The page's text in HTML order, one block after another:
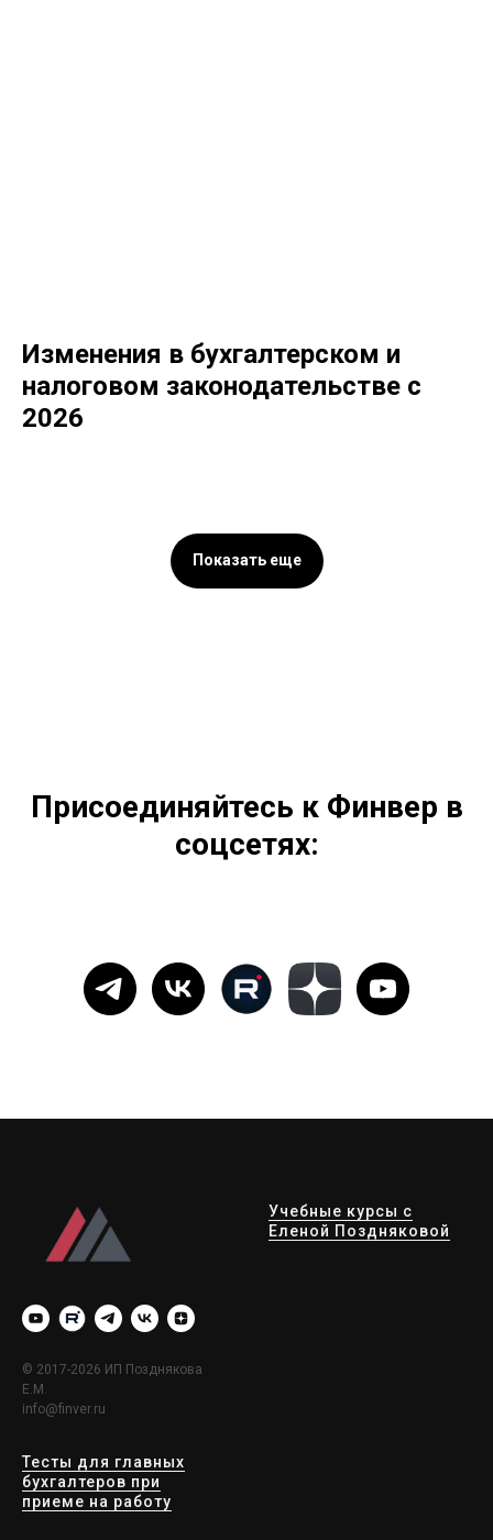
Изменения в бухгалтерском и
налоговом законодательстве с
2026
Показать еще
Присоединяйтесь к Финвер в
соцсетях:
© 2017-2026 ИП Позднякова
Е.М.
info@finver.ru
Учебные курсы с
Еленой Поздняковой
Тесты для главных
бухгалтеров при
приеме на работу